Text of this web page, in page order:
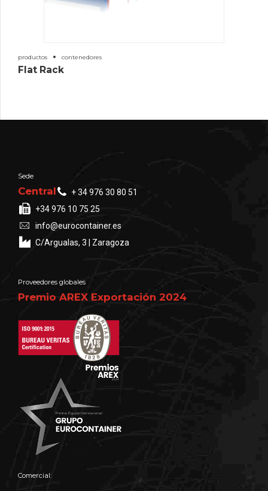
productos contenedores
Flat Rack
Sede
Central
+ 34 976 30 80 51
+34 976 10 75 25
info@eurocontainer.es
C/Argualas, 3 | Zaragoza
Proveedores globales
Premio AREX Exportación 2024
Comercial: